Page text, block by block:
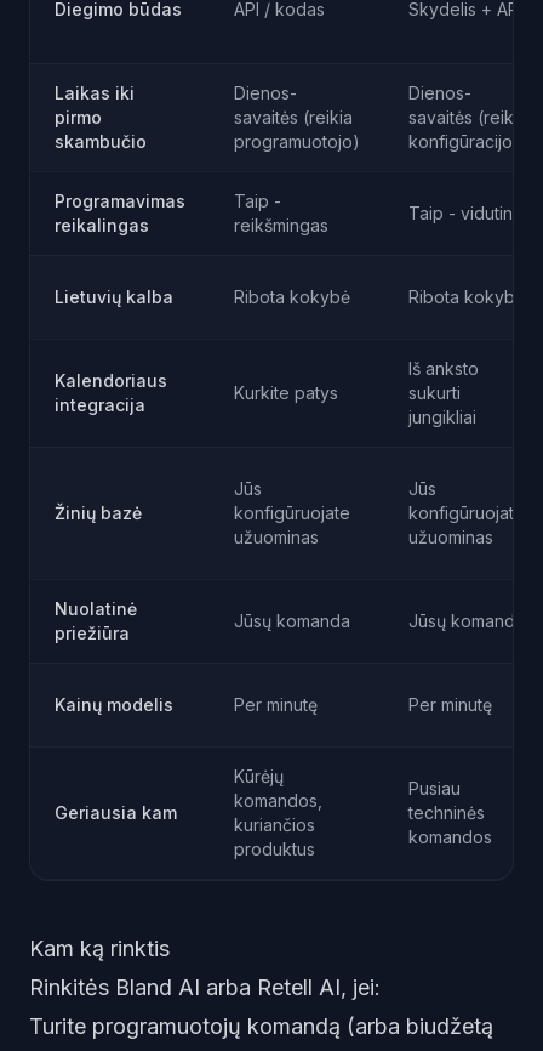
Diegimo būdas API / kodas Skydelis + API
Laikas iki
pirmo
skambučio
Dienos-
savaitės (reikia
programuotojo)
Dienos-
savaitės (reikia
konfigūracijos)
Programavimas
reikalingas
Taip -
reikšmingas
Taip - vidutinis
Lietuvių kalba Ribota kokybė Ribota kokybė
Kalendoriaus
integracija
Kurkite patys
Iš anksto
sukurti
jungikliai
Žinių bazė
Jūs
konfigūruojate
užuominas
Jūs
konfigūruojate
užuominas
Nuolatinė
priežiūra
Jūsų komanda Jūsų komanda
Kainų modelis Per minutę Per minutę
Geriausia kam
Kūrėjų
komandos,
kuriančios
produktus
Pusiau
techninės
komandos
Kam ką rinktis
Rinkitės Bland AI arba Retell AI, jei:
Turite programuotojų komandą (arba biudžetą